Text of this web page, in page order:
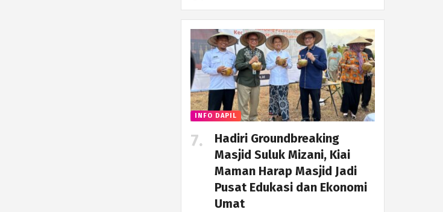
INFO DAPIL
Hadiri Groundbreaking
Masjid Suluk Mizani, Kiai
Maman Harap Masjid Jadi
Pusat Edukasi dan Ekonomi
Umat